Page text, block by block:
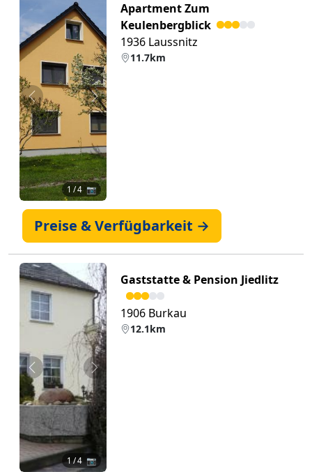
Zurück Weiter
1 / 4 📷
Apartment Zum
Keulenbergblick
1936 Laussnitz
11.7km
Preise & Verfügbarkeit →
Zurück Weiter
1/ 4 📷
Gaststatte & Pension Jiedlitz
1906 Burkau
12.1km